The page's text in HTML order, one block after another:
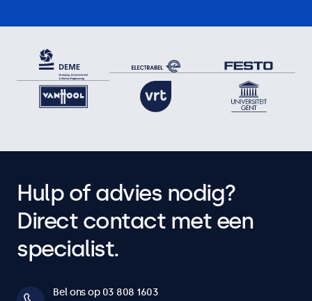
Hulp of advies nodig?
Direct contact met een
specialist.
Bel ons op 03 808 1603